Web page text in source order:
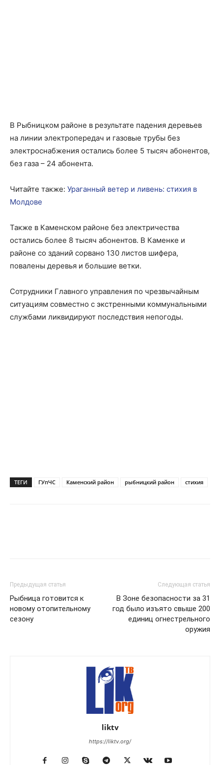
В Рыбницком районе в результате падения деревьев
на линии электропередач и газовые трубы без
электроснабжения остались более 5 тысяч абонентов,
без газа – 24 абонента.
Читайте также: Ураганный ветер и ливень: стихия в
Молдове
Также в Каменском районе без электричества
остались более 8 тысяч абонентов. В Каменке и
районе со зданий сорвано 130 листов шифера,
повалены деревья и большие ветки.
Сотрудники Главного управления по чрезвычайным
ситуациям совместно с экстренными коммунальными
службами ликвидируют последствия непогоды.
ТЕГИ ГУпЧС Каменский район рыбницкий район стихия
Предыдущая статья
Рыбница готовится к
новому отопительному
сезону
Следующая статья
В Зоне безопасности за 31
год было изъято свыше 200
единиц огнестрельного
оружия
liktv
https://liktv.org/